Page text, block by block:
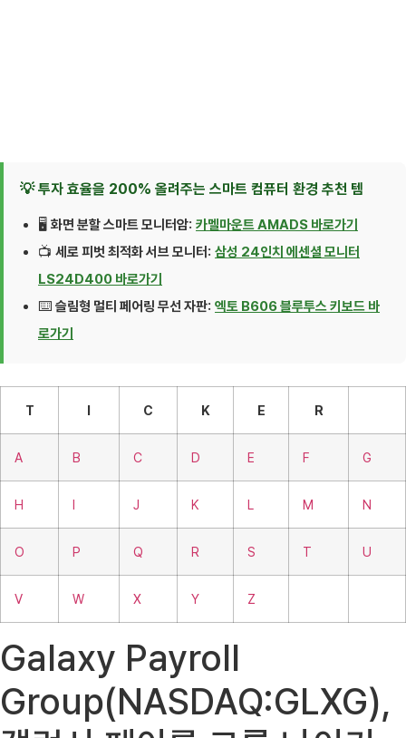
💡 투자 효율을 200% 올려주는 스마트 컴퓨터 환경 추천 템
🖥️ 화면 분할 스마트 모니터암: 카멜마운트 AMADS 바로가기
📺 세로 피벗 최적화 서브 모니터: 삼성 24인치 에센셜 모니터
LS24D400 바로가기
⌨️ 슬림형 멀티 페어링 무선 자판: 엑토 B606 블루투스 키보드 바
로가기
T I C K E R
A B C D E F G
H I J K L M N
O P Q R S T U
V W X Y Z
Galaxy Payroll
Group(NASDAQ:GLXG),